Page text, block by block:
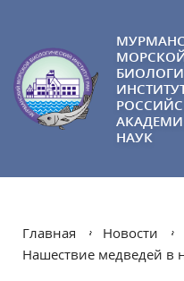
НАУК
Главная
Новости
Нашествие медведей в